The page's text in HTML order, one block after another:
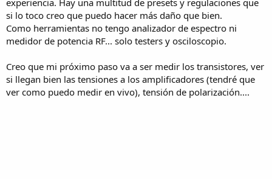
experiencia. Hay una multitud de presets y regulaciones que
si lo toco creo que puedo hacer más daño que bien.
Como herramientas no tengo analizador de espectro ni
medidor de potencia RF... solo testers y osciloscopio.
Creo que mi próximo paso va a ser medir los transistores, ver
si llegan bien las tensiones a los amplificadores (tendré que
ver como puedo medir en vivo), tensión de polarización....